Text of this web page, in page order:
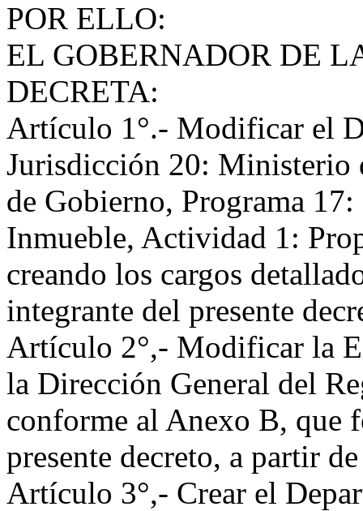
POR ELLO:
EL GOBERNADOR DE
DECRETA:
Artículo 1°.- Modificar el
Jurisdicción 20:
de Gobierno, Programa
Inmueble, Actividad 1:
creando los cargos
integrante del presente
Artículo 2°,- Modificar la
la Dirección General del
conforme al Anexo B, que
presente decreto, a partir
Artículo 3°,- Crear el